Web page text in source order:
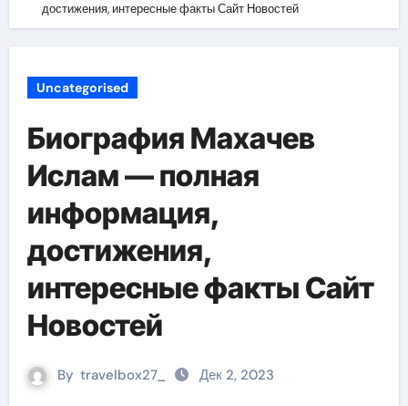
достижения, интересные факты Сайт Новостей
Uncategorised
Биография Махачев
Ислам — полная
информация,
достижения,
интересные факты Сайт
Новостей
By travelbox27_ Дек 2, 2023